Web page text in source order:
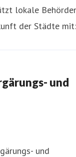
lokale
der Städte
und
und